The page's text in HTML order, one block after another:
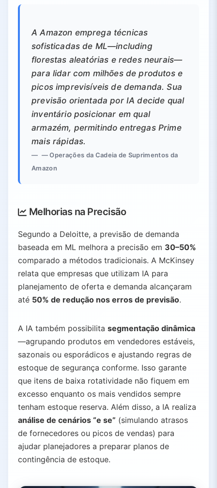
A Amazon emprega técnicas
sofisticadas de ML—including
florestas aleatórias e redes neurais—
para lidar com milhões de produtos e
picos imprevisíveis de demanda. Sua
previsão orientada por IA decide qual
inventário posicionar em qual
armazém, permitindo entregas Prime
mais rápidas.
— Operações da Cadeia de Suprimentos da
Amazon
Melhorias na Precisão
Segundo a Deloitte, a previsão de demanda
baseada em ML melhora a precisão em 30–50%
comparado a métodos tradicionais. A McKinsey
relata que empresas que utilizam IA para
planejamento de oferta e demanda alcançaram
até 50% de redução nos erros de previsão.
A IA também possibilita segmentação dinâmica
—agrupando produtos em vendedores estáveis,
sazonais ou esporádicos e ajustando regras de
estoque de segurança conforme. Isso garante
que itens de baixa rotatividade não fiquem em
excesso enquanto os mais vendidos sempre
tenham estoque reserva. Além disso, a IA realiza
análise de cenários “e se” (simulando atrasos
de fornecedores ou picos de vendas) para
ajudar planejadores a preparar planos de
contingência de estoque.